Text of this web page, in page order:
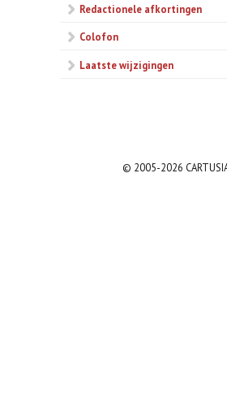
Redactionele afkortingen
Colofon
Laatste wijzigingen
© 2005-2026